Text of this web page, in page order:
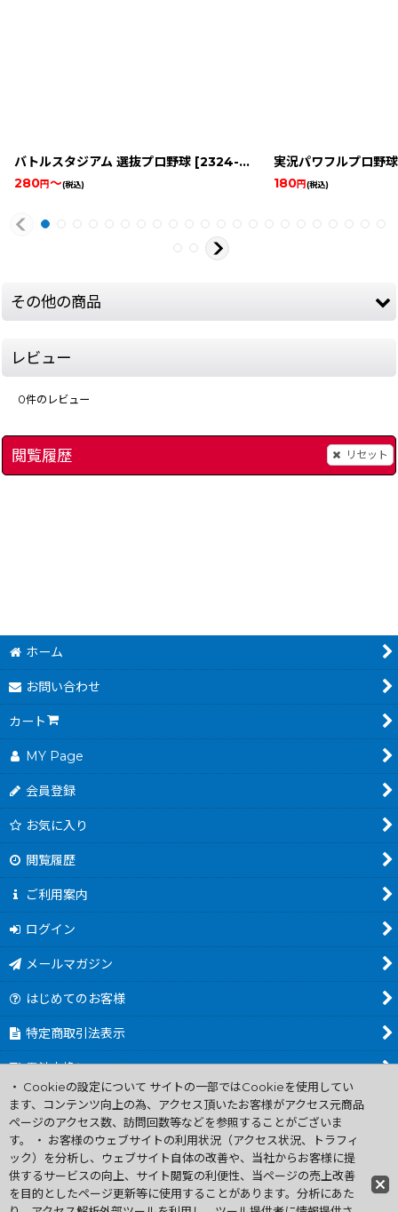
バトルスタジアム 選抜プロ野球 [2324-battle-stadium-famicom
280円～(税込)
実況パワフルプロ野
180円(税込)
その他の商品
レビュー
0件のレビュー
閲覧履歴 リセット
ホーム
お問い合わせ
カート
MY Page
会員登録
お気に入り
閲覧履歴
ご利用案内
ログイン
メールマガジン
はじめてのお客様
特定商取引法表示
電池交換について
商品カテゴリ一覧
Worldwide Shipping Guide
ファミコン買取通販 中古 ディスクシステム 販売 ニンテンドウ64・
ゲーム買取 .電池交換
・ Cookieの設定について サイトの一部ではCookieを使用してい
ます、コンテンツ向上の為、アクセス頂いたお客様がアクセス元商品
ページのアクセス数、訪問回数等などを参照することがございま
す。 ・ お客様のウェブサイトの利用状況（アクセス状況、トラフィ
ック）を分析し、ウェブサイト自体の改善や、当社からお客様に提
供するサービスの向上、サイト閲覧の利便性、当ページの売上改善
を目的としたページ更新等に使用することがあります。分析にあた